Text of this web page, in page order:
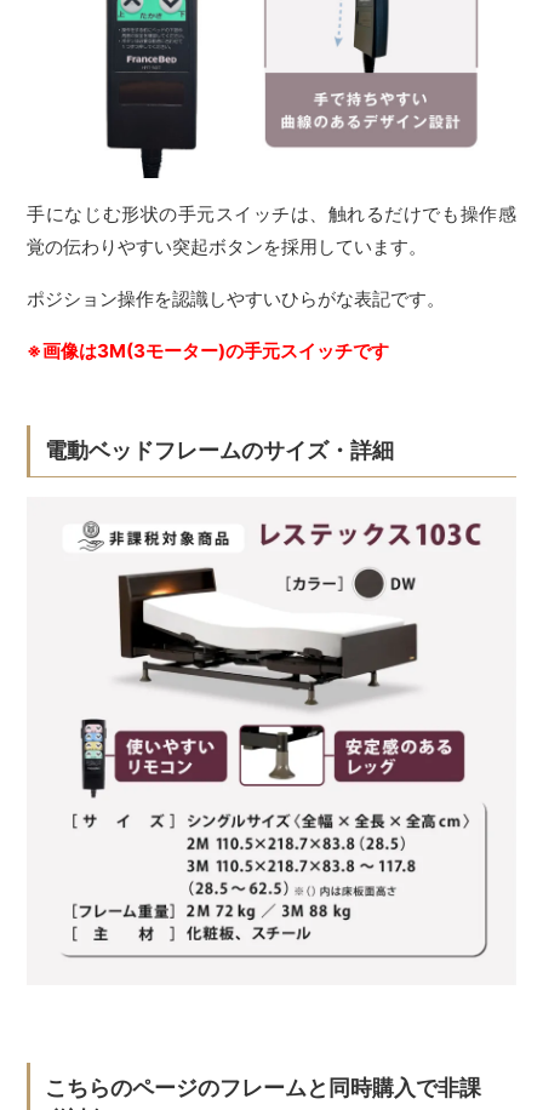
手になじむ形状の手元スイッチは、触れるだけでも操作感
覚の伝わりやすい突起ボタンを採用しています。
ポジション操作を認識しやすいひらがな表記です。
※画像は3M(3モーター)の手元スイッチです
電動ベッドフレームのサイズ・詳細
こちらのページのフレームと同時購入で非課